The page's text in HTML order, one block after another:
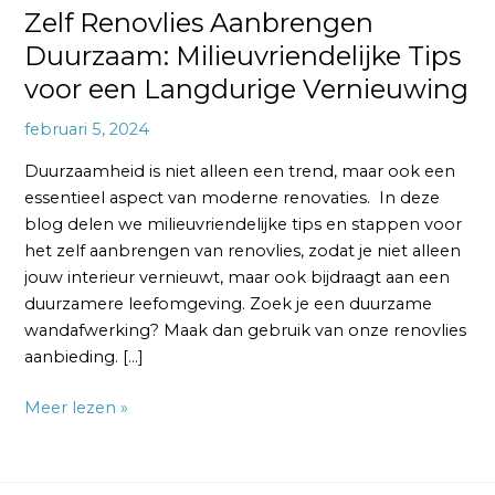
Zelf Renovlies Aanbrengen
Duurzaam: Milieuvriendelijke Tips
voor een Langdurige Vernieuwing
februari 5, 2024
Duurzaamheid is niet alleen een trend, maar ook een
essentieel aspect van moderne renovaties. In deze
blog delen we milieuvriendelijke tips en stappen voor
het zelf aanbrengen van renovlies, zodat je niet alleen
jouw interieur vernieuwt, maar ook bijdraagt aan een
duurzamere leefomgeving. Zoek je een duurzame
wandafwerking? Maak dan gebruik van onze renovlies
aanbieding. […]
Meer lezen »